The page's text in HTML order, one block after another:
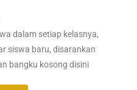
dalam setiap kelasnya,
siswa baru, disarankan
bangku kosong disini